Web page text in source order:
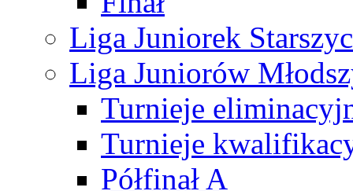
Liga Juniorek
Liga Juniorów
Turnieje
Turnieje
Półfinał A